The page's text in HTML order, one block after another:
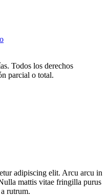
Todos los derechos
parcial o total.
adipiscing elit. Arcu arcu in
mattis vitae fringilla purus
rutrum.